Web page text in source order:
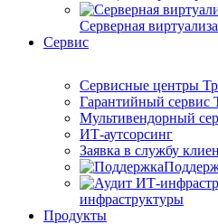
Серверная
Сервис
Сервисные центры
Гарантийный сервис
Мультивендорный
ИТ-аутсорсинг
Заявка в службу
инфраструктуры
Продукты